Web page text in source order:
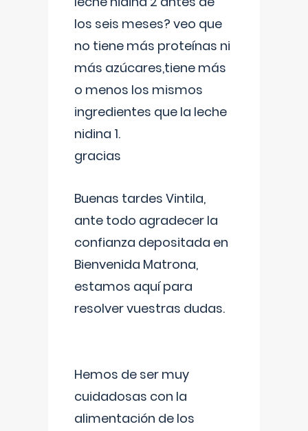
los seis meses? veo que
no tiene más proteínas ni
más azúcares,tiene más
o menos los mismos
ingredientes que la leche
nidina 1.
gracias
Buenas tardes Vintila,
ante todo agradecer la
confianza depositada en
Bienvenida Matrona,
estamos aquí para
resolver vuestras dudas.
Hemos de ser muy
cuidadosas con la
alimentación de los